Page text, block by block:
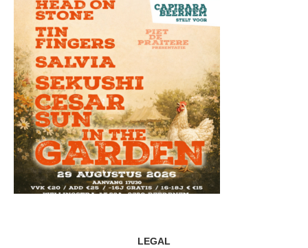
LEGAL